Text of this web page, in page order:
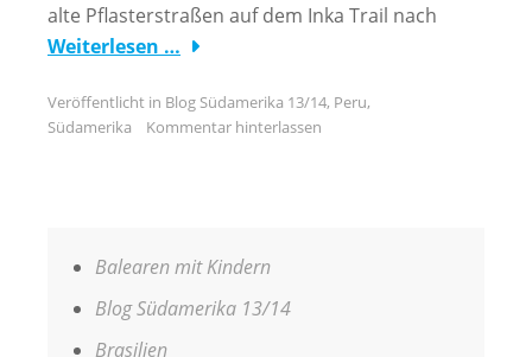
alte Pflasterstraßen auf dem Inka Trail nach
Weiterlesen …
Veröffentlicht in Blog Südamerika 13/14, Peru,
Südamerika
Kommentar hinterlassen
Balearen mit Kindern
Blog Südamerika 13/14
Brasilien